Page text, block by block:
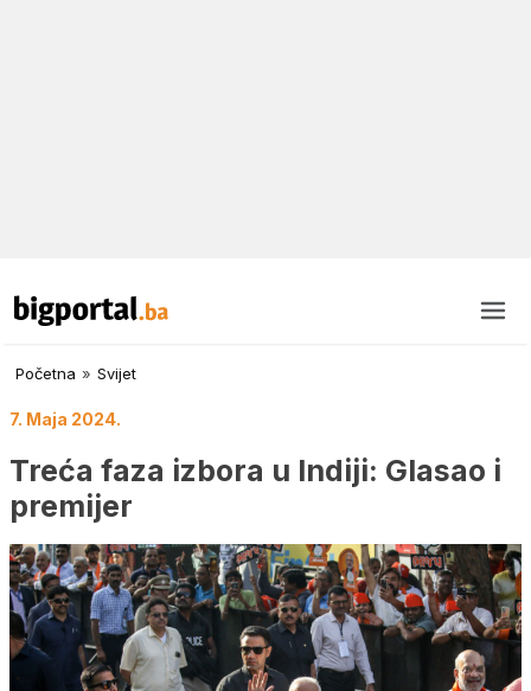
Početna » Svijet
7. Maja 2024.
Treća faza izbora u Indiji: Glasao i
premijer